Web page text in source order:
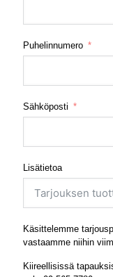
Puhelinnumero
Sähköposti
Lisätietoa
Käsittelemme
vastaamme niihin
Kiireellisissä